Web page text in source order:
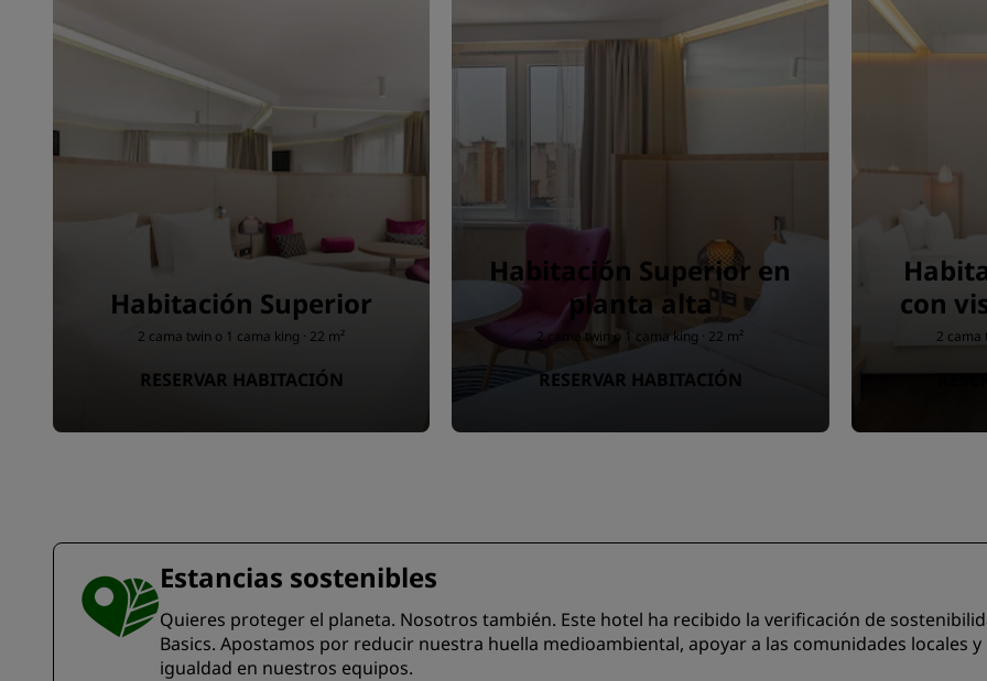
Habitación Superior
2 cama twin o 1 cama king · 22 m²
RESERVAR HABITACIÓN
Habitación Superior en
planta alta
2 cama twin o 1 cama king · 22 m²
RESERVAR HABITACIÓN
con
2 cama
Estancias sostenibles
Quieres proteger el planeta. Nosotros también. Este hotel ha recibido la verificación de
Basics. Apostamos por reducir nuestra huella medioambiental, apoyar a las comunidades locales
igualdad en nuestros equipos.